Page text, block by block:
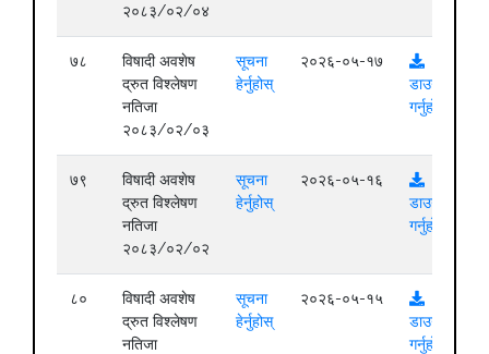
२०८३/०२/०४
७८
विषादी अवशेष
द्रुत विश्लेषण
नतिजा
२०८३/०२/०३
सूचना
हेर्नुहोस्
२०२६-०५-१७
डाउनलोड
गर्नुहोस्
७९
विषादी अवशेष
द्रुत विश्लेषण
नतिजा
२०८३/०२/०२
सूचना
हेर्नुहोस्
२०२६-०५-१६
डाउनलोड
गर्नुहोस्
८०
विषादी अवशेष
द्रुत विश्लेषण
नतिजा
सूचना
हेर्नुहोस्
२०२६-०५-१५
डाउनलोड
गर्नुहोस्